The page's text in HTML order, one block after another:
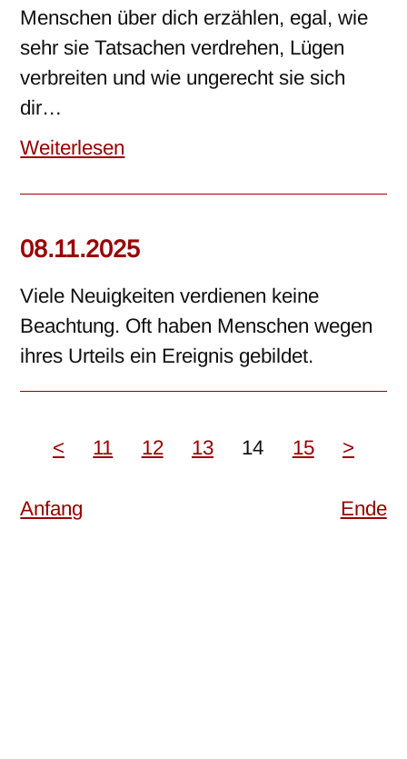
Menschen über dich erzählen, egal, wie
sehr sie Tatsachen verdrehen, Lügen
verbreiten und wie ungerecht sie sich
dir…
Weiterlesen
08.11.2025
Viele Neuigkeiten verdienen keine
Beachtung. Oft haben Menschen wegen
ihres Urteils ein Ereignis gebildet.
Anfang
< 11 12 13 14 15 >
Ende